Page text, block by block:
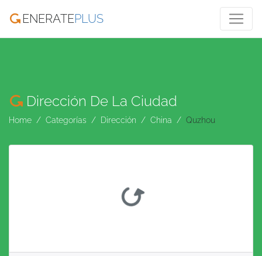
ENERATEPLUS
Dirección De La Ciudad
Home Categorías Dirección China Quzhou